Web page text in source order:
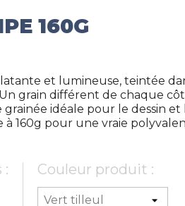
160G
et lumineuse, teintée
grain différent de chaque
idéale pour le dessin et
160g pour une vraie
: Couleur produit :